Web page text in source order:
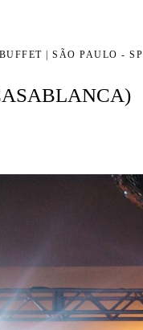
| SÃO PAULO - SP